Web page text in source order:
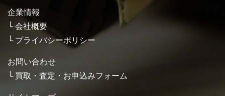
企業情報
会社概要
プライバシーポリシー
お問い合わせ
買取・査定・お申込みフォーム